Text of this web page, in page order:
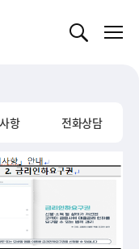
항 전화상담